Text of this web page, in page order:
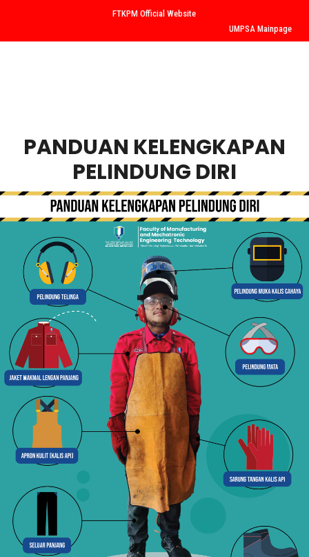
FTKPM Official Website
UMPSA Mainpage
PANDUAN KELENGKAPAN
PELINDUNG DIRI